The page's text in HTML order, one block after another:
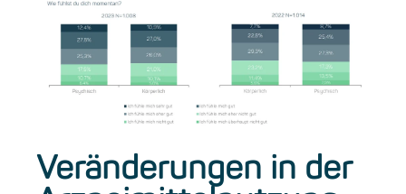
Veränderungen in der